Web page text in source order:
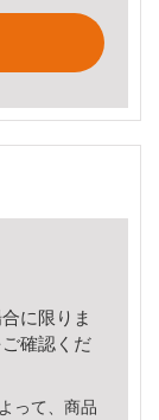
に限りま
ご確認くだ
って、商品